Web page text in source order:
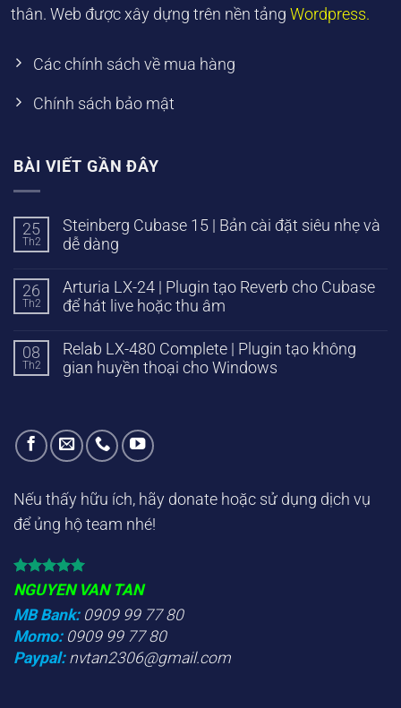
thân. Web được xây dựng trên nền tảng Wordpress.
Các chính sách về mua hàng
Chính sách bảo mật
BÀI VIẾT GẦN ĐÂY
25
Th2
Steinberg Cubase 15 | Bản cài đặt siêu nhẹ và
dễ dàng
26
Th2
Arturia LX-24 | Plugin tạo Reverb cho Cubase
để hát live hoặc thu âm
08
Th2
Relab LX-480 Complete | Plugin tạo không
gian huyền thoại cho Windows
Nếu thấy hữu ích, hãy donate hoặc sử dụng dịch vụ
để ủng hộ team nhé!
NGUYEN VAN TAN
MB Bank:0909 99 77 80
Momo:0909 99 77 80
Paypal:nvtan2306@gmail.com